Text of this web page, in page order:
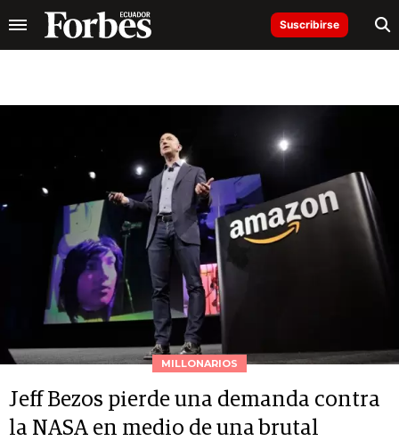
Suscribirse
MILLONARIOS
Jeff Bezos pierde una demanda contra
la NASA en medio de una brutal